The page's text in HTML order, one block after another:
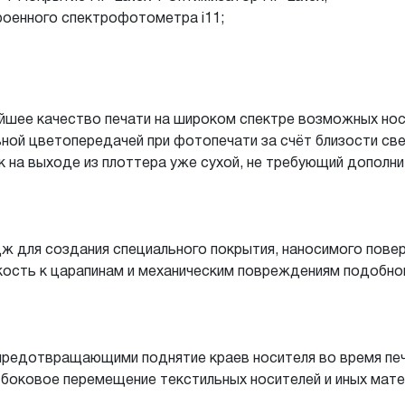
спектрофотометра i11;
качество печати на широком спектре возможных
цветопередачей при фотопечати за счёт близости
на выходе из плоттера уже сухой, не требующий
для создания специального покрытия, наносимого
к царапинам и механическим повреждениям
поднятие краев носителя во время
перемещение текстильных носителей и иных